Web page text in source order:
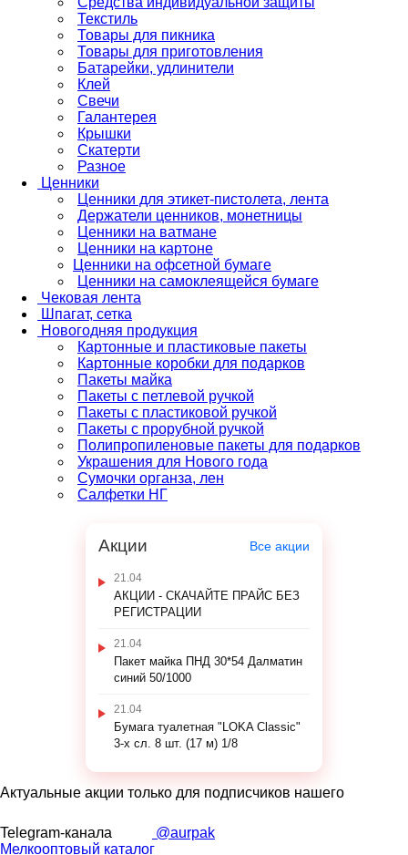
Текстиль
Товары для пикника
Товары для приготовления
Батарейки, удлинители
Клей
Свечи
Галантерея
Крышки
Скатерти
Разное
Ценники
Ценники для этикет-пистолета, лента
Держатели ценников, монетницы
Ценники на ватмане
Ценники на картоне
Ценники на офсетной бумаге
Ценники на самоклеящейся бумаге
Чековая лента
Шпагат, сетка
Новогодняя продукция
Картонные и пластиковые пакеты
Картонные коробки для подарков
Пакеты майка
Пакеты с петлевой ручкой
Пакеты с пластиковой ручкой
Пакеты с прорубной ручкой
Полипропиленовые пакеты для подарков
Украшения для Нового года
Сумочки органза, лен
Салфетки НГ
Акции Все акции
21.04
АКЦИИ - СКАЧАЙТЕ ПРАЙС БЕЗ
РЕГИСТРАЦИИ
21.04
Пакет майка ПНД 30*54 Далматин
синий 50/1000
21.04
Бумага туалетная "LOKA Classic"
3-х сл. 8 шт. (17 м) 1/8
Актуальные акции только для подписчиков нашего
Telegram-канала
@aurpak
Мелкооптовый каталог